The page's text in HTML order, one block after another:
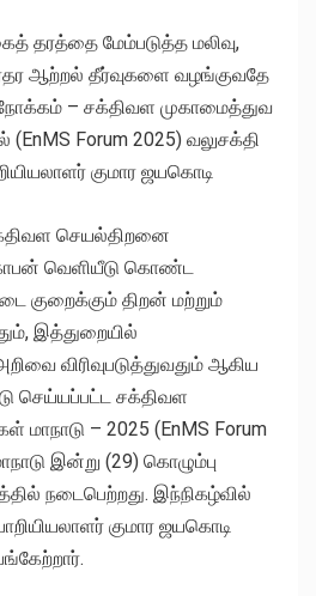
தரத்தை மேம்படுத்த மலிவு,
ஆற்றல் தீர்வுகளை வழங்குவதே
– சக்திவள முகாமைத்துவ
(EnMS Forum 2025) வலுசக்தி
குமார ஜயகொடி
செயல்திறனை
காபன் வெளியீடு கொண்ட
குறைக்கும் திறன் மற்றும்
இத்துறையில்
விரிவுபடுத்துவதும் ஆகிய
செய்யப்பட்ட சக்திவள
மாநாடு – 2025 (EnMS Forum
இன்று (29) கொழும்பு
நடைபெற்றது. இந்நிகழ்வில்
குமார ஜயகொடி